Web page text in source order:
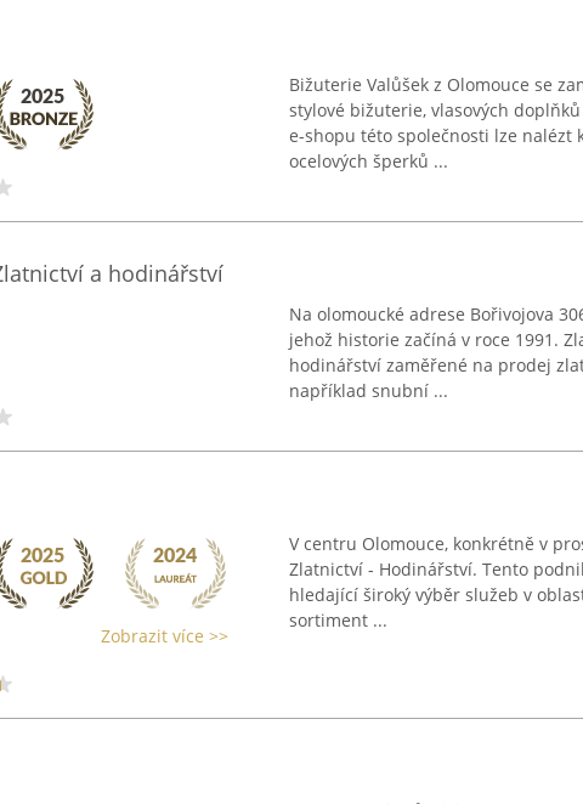
Bižuterie Valůšek z Olomouce se
stylové bižuterie, vlasových
e-shopu této společnosti lze nalézt
ocelových šperků ...
a hodinářství
Na olomoucké adrese Bořivojova
jehož historie začíná v roce 1991.
hodinářství zaměřené na prodej
například snubní ...
Zobrazit více >>
V centru Olomouce, konkrétně v
Zlatnictví - Hodinářství. Tento
hledající široký výběr služeb v
sortiment ...